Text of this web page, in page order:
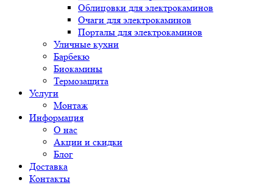
Облицовки для электрокаминов
Очаги для электрокаминов
Порталы для электрокаминов
Уличные кухни
Барбекю
Биокамины
Термозащита
Услуги
Монтаж
Информация
О нас
Акции и скидки
Блог
Доставка
Контакты